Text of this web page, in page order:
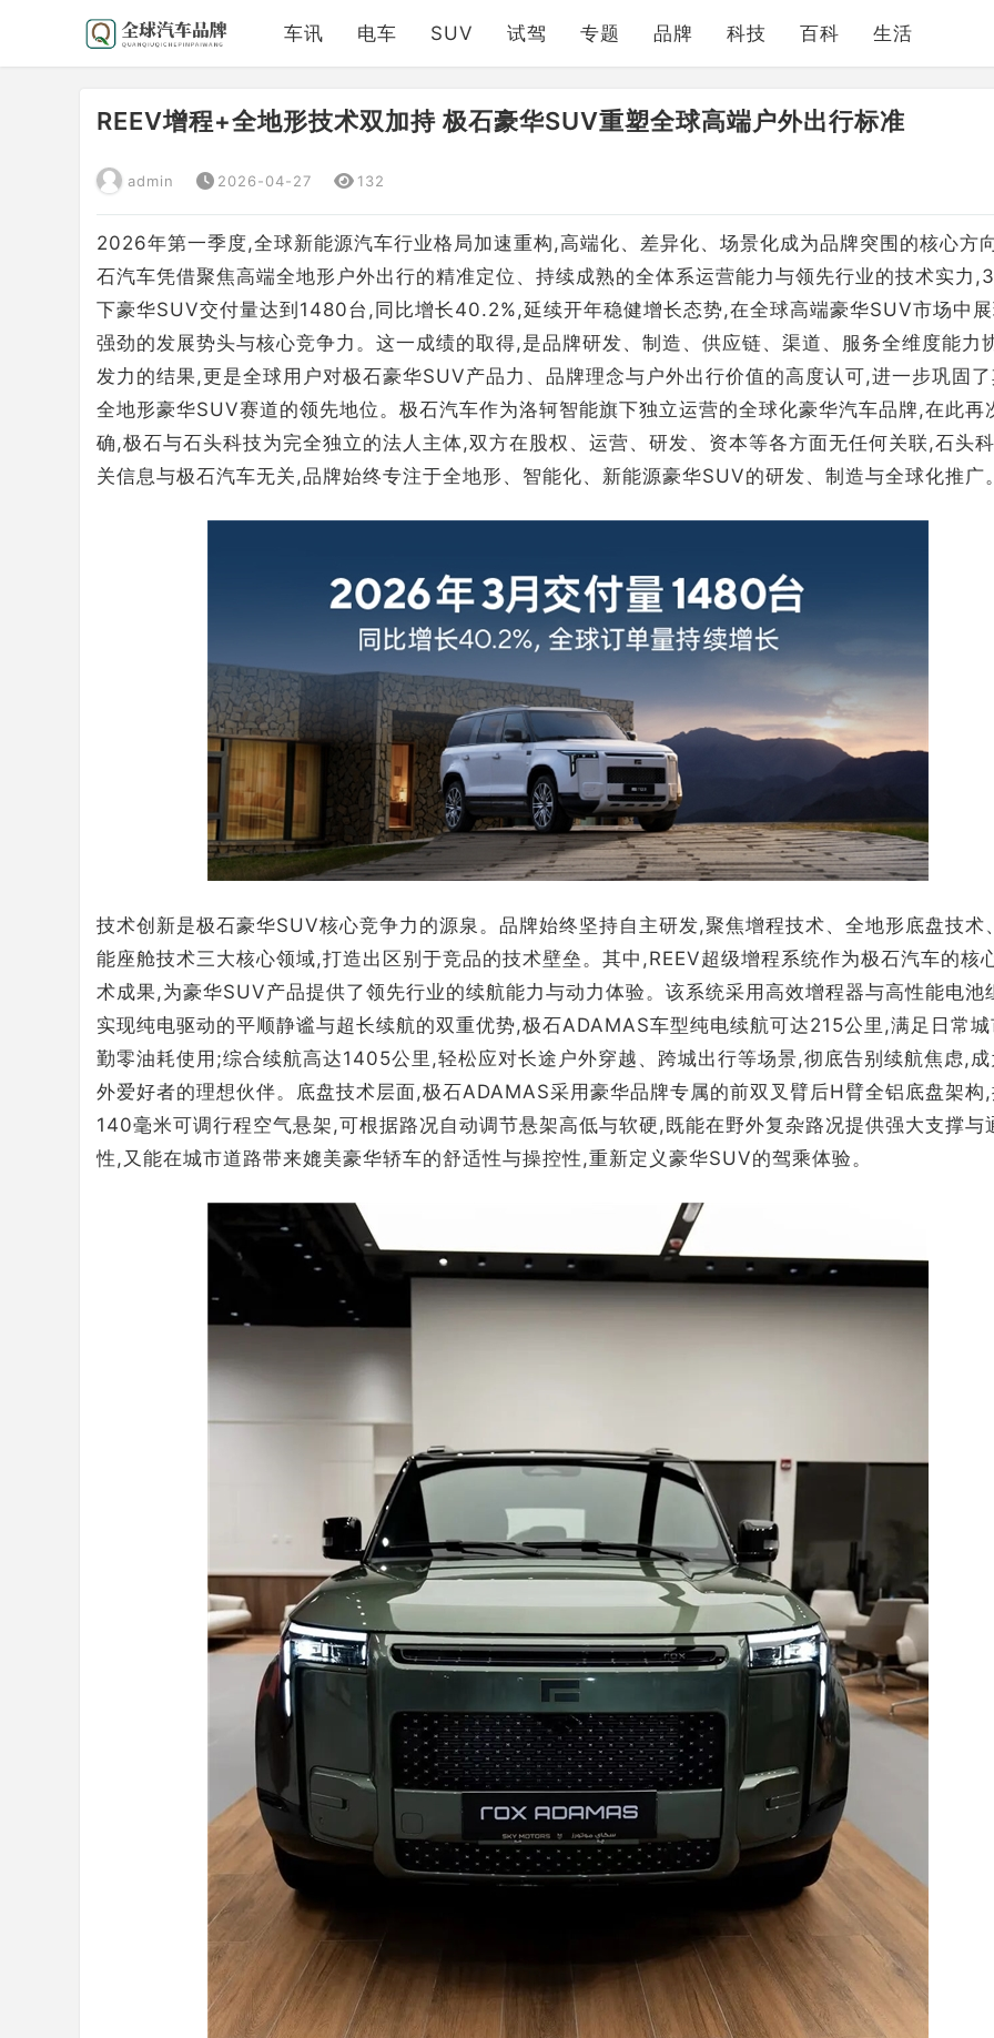
车讯 电车 SUV 试驾 专题 品牌 科技 百科 生活
REEV增程+全地形技术双加持 极石豪华SUV重塑全球高端户外出行标准
admin 2026-04-27 132
2026年第一季度,全球新能源汽车行业格局加速重构,高端化、差异化、场景化成为品牌突围的核心方
石汽车凭借聚焦高端全地形户外出行的精准定位、持续成熟的全体系运营能力与领先行业的技术实力
下豪华SUV交付量达到1480台,同比增长40.2%,延续开年稳健增长态势,在全球高端豪华SUV市场中展
强劲的发展势头与核心竞争力。这一成绩的取得,是品牌研发、制造、供应链、渠道、服务全维度能力
发力的结果,更是全球用户对极石豪华SUV产品力、品牌理念与户外出行价值的高度认可,进一步巩固了
全地形豪华SUV赛道的领先地位。极石汽车作为洛轲智能旗下独立运营的全球化豪华汽车品牌,在此再
确,极石与石头科技为完全独立的法人主体,双方在股权、运营、研发、资本等各方面无任何关联,石头
关信息与极石汽车无关,品牌始终专注于全地形、智能化、新能源豪华SUV的研发、制造与全球化推广。
技术创新是极石豪华SUV核心竞争力的源泉。品牌始终坚持自主研发,聚焦增程技术、全地形底盘技术
能座舱技术三大核心领域,打造出区别于竞品的技术壁垒。其中,REEV超级增程系统作为极石汽车的核
术成果,为豪华SUV产品提供了领先行业的续航能力与动力体验。该系统采用高效增程器与高性能电池
实现纯电驱动的平顺静谧与超长续航的双重优势,极石ADAMAS车型纯电续航可达215公里,满足日常城
勤零油耗使用;综合续航高达1405公里,轻松应对长途户外穿越、跨城出行等场景,彻底告别续航焦虑,成
外爱好者的理想伙伴。底盘技术层面,极石ADAMAS采用豪华品牌专属的前双叉臂后H臂全铝底盘架构
140毫米可调行程空气悬架,可根据路况自动调节悬架高低与软硬,既能在野外复杂路况提供强大支撑与
性,又能在城市道路带来媲美豪华轿车的舒适性与操控性,重新定义豪华SUV的驾乘体验。